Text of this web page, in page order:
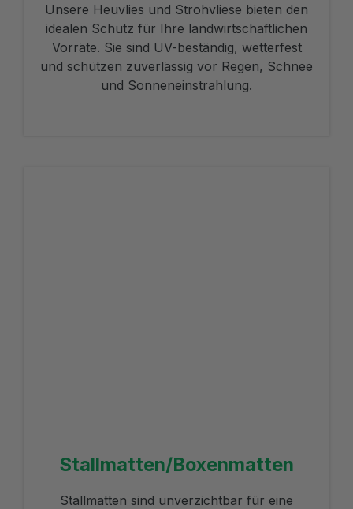
Unsere Heuvlies und Strohvliese bieten den
idealen Schutz für Ihre landwirtschaftlichen
Vorräte. Sie sind UV-beständig, wetterfest
und schützen zuverlässig vor Regen, Schnee
und Sonneneinstrahlung.
Stallmatten/Boxenmatten
Stallmatten sind unverzichtbar für eine